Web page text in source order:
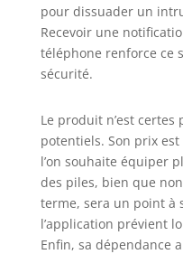
pour dissuader un
Recevoir une
téléphone renforce ce
sécurité.
Le produit n’est
potentiels. Son prix
l’on souhaite équiper
des piles, bien que
terme, sera un point à
l’application prévient
Enfin, sa dépendance